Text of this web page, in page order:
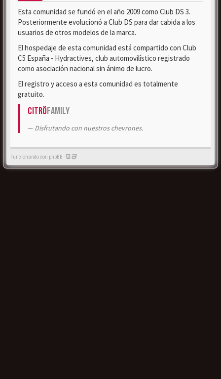
Esta comunidad se fundó en el año 2009 como Club DS 3.
Posteriormente evolucionó a Club DS para dar cabida a los
usuarios de otros modelos de la marca.
El hospedaje de esta comunidad está compartido con Club
C5 España - Hydractives, club automovilístico registrado
como asociación nacional sin ánimo de lucro.
El registro y acceso a esta comunidad es totalmente
gratuito.
CitröFamily
Disfrutando con nuestros chevrones.
Funcionando con phpBB -